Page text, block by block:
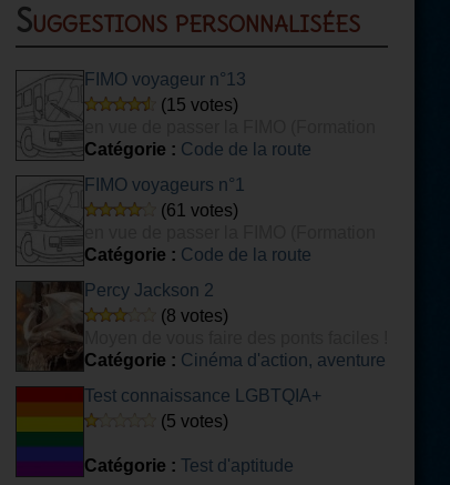
Suggestions personnalisées
FIMO voyageur n°13
(15 votes)
Initiale Minimale Obligatoire) voyageurs.
Catégorie : Code de la route
FIMO voyageurs n°1
(61 votes)
Initiale Minimale Obligatoire) voyageurs.
Catégorie : Code de la route
Percy Jackson 2
(8 votes)
Catégorie : Cinéma d'action, aventure
Test connaissance LGBTQIA+
(5 votes)
Catégorie : Test d'aptitude